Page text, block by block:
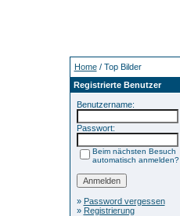
Home/ Top Bilder
Registrierte Benutzer
Benutzername:
Passwort:
Beim nächsten Besuch
automatisch anmelden?
» Password vergessen
» Registrierung